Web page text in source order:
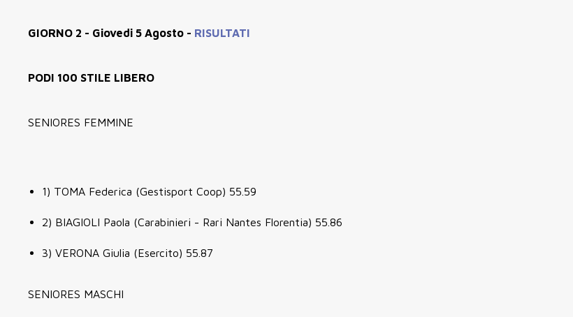
GIORNO 2 - Giovedi 5 Agosto - RISULTATI
PODI 100 STILE LIBERO
SENIORES FEMMINE
1) TOMA Federica (Gestisport Coop) 55.59
2) BIAGIOLI Paola (Carabinieri - Rari Nantes Florentia) 55.86
3) VERONA Giulia (Esercito) 55.87
SENIORES MASCHI